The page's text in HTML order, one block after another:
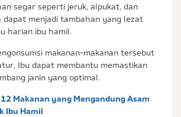
segar seperti jeruk, alpukat, dan
dapat menjadi tambahan yang lezat
harian ibu hamil.
makanan-makanan tersebut
Ibu dapat membantu memastikan
janin yang optimal.
12 Makanan yang Mengandung Asam
Ibu Hamil